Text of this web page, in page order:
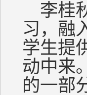
李桂
习，融
学生提
动中来
的一部